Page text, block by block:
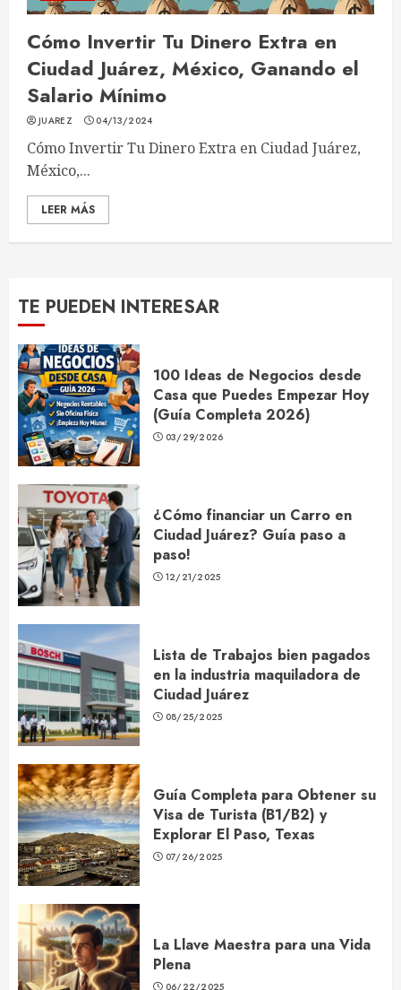
Cómo Invertir Tu Dinero Extra en
Ciudad Juárez, México, Ganando el
Salario Mínimo
JUAREZ 04/13/2024
Cómo Invertir Tu Dinero Extra en Ciudad Juárez,
México,...
LEER MÁS
TE PUEDEN INTERESAR
100 Ideas de Negocios desde
Casa que Puedes Empezar Hoy
(Guía Completa 2026)
03/29/2026
¿Cómo financiar un Carro en
Ciudad Juárez? Guía paso a
paso!
12/21/2025
Lista de Trabajos bien pagados
en la industria maquiladora de
Ciudad Juárez
08/25/2025
Guía Completa para Obtener su
Visa de Turista (B1/B2) y
Explorar El Paso, Texas
07/26/2025
La Llave Maestra para una Vida
Plena
06/22/2025